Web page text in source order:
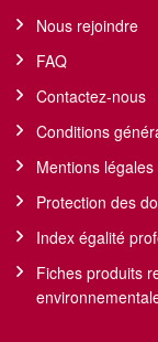
Nous rejoindre
FAQ
Contactez-nous
Conditions
Mentions légales
Protection des
Index égalité
Fiches produits